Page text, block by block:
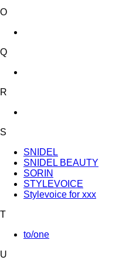
O
Q
R
S
SNIDEL
SNIDEL BEAUTY
SORIN
STYLEVOICE
Stylevoice for xxx
T
to/one
U